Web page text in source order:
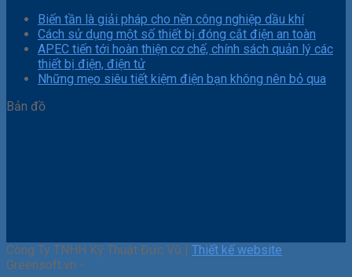
Biến tần là giải pháp cho nền công nghiệp dầu khí
Cách sử dụng một số thiết bị đóng cắt điện an toàn
APEC tiến tới hoàn thiện cơ chế, chính sách quản lý các
thiết bị điện, điện tử
Những mẹo siêu tiết kiệm điện bạn không nên bỏ qua
Bản đồ
Công Ty TNHH Kỹ Thuật Đức Vũ | Thiết kế website
Greensoft.vn -